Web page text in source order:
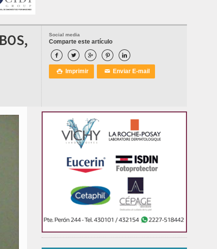
Social media
Comparte este artículo
    
 Imprimir ✉ Enviar E-mail